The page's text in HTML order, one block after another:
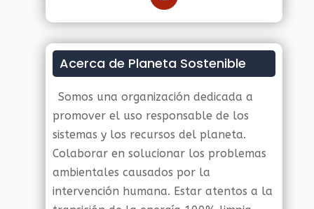
Acerca de Planeta Sostenible
Somos una organización dedicada a
promover el uso responsable de los
sistemas y los recursos del planeta.
Colaborar en solucionar los problemas
ambientales causados por la
intervención humana. Estar atentos a la